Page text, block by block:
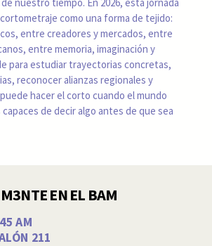
como una forma de tejido:
entre creadores y mercados, entre
entre memoria, imaginación y
para estudiar trayectorias concretas,
reconocer alianzas regionales y
hacer el corto cuando el mundo
de decir algo antes de que sea
EN EL BAM
AM
211